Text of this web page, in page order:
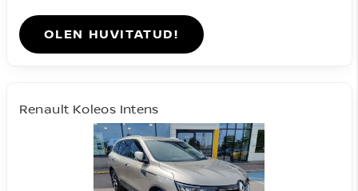
OLEN HUVITATUD!
Renault Koleos Intens